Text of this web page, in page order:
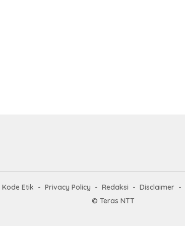
Kode Etik Privacy Policy Redaksi Disclaimer
© Teras NTT